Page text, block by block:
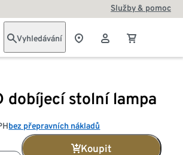
Služby & pomoc
Vyhledávání
dobíjecí stolní lampa
bez přepravních nákladů
Koupit